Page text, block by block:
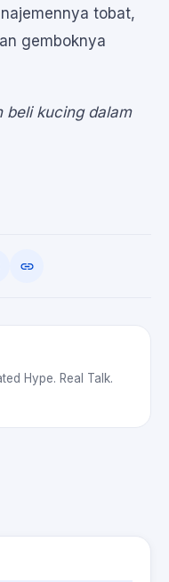
tobat,
gemboknya
beli kucing dalam
Hype. Real Talk.